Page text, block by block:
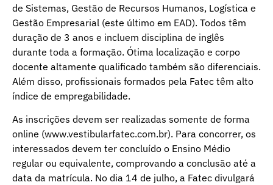
de Sistemas, Gestão de Recursos Humanos, Logística e
Gestão Empresarial (este último em EAD). Todos têm
duração de 3 anos e incluem disciplina de inglês
durante toda a formação. Ótima localização e corpo
docente altamente qualificado também são diferenciais.
Além disso, profissionais formados pela Fatec têm alto
índice de empregabilidade.
As inscrições devem ser realizadas somente de forma
online (www.vestibularfatec.com.br). Para concorrer, os
interessados devem ter concluído o Ensino Médio
regular ou equivalente, comprovando a conclusão até a
data da matrícula. No dia 14 de julho, a Fatec divulgará